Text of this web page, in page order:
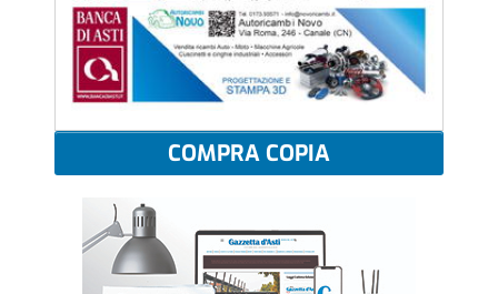
COMPRA COPIA